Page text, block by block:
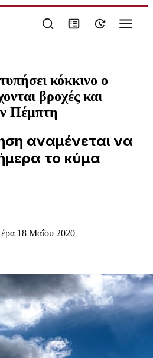
κόκκινο ο
βροχές και
Πέμπτη
αναμένεται να
το κύμα
18 Μαΐου 2020